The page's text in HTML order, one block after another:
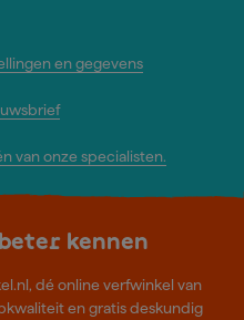
en gegevens
van onze specialisten.
kennen
dé online verfwinkel van
en gratis deskundig